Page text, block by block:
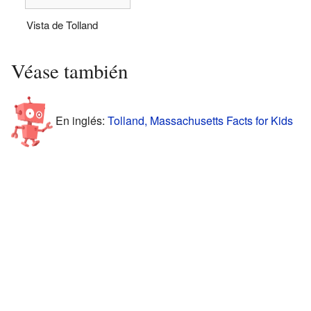
Vista de Tolland
Véase también
En inglés: Tolland, Massachusetts Facts for Kids